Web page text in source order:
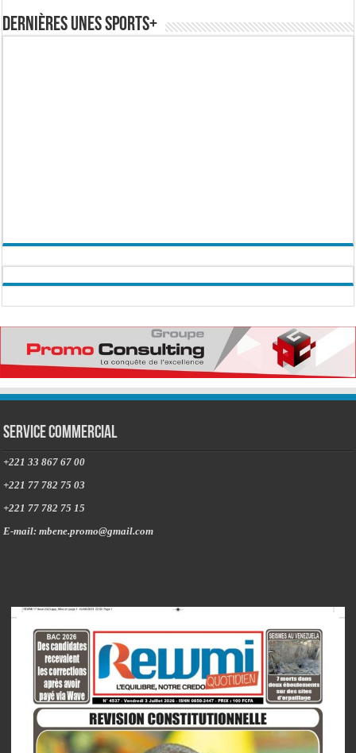
Dernières Unes Sports+
Service commercial
+221 33 867 67 00
+221 77 782 75 03
+221 77 782 75 15
E-mail: mbene.promo@gmail.com